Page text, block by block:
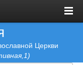
Церкви